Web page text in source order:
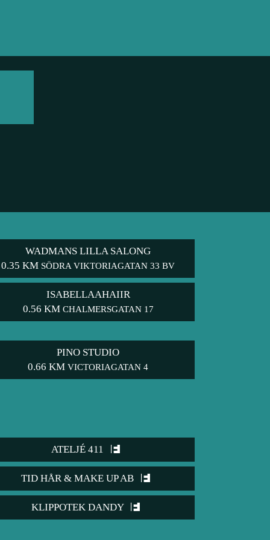
WADMANS LILLA SALONG
0.35 KM SÖDRA VIKTORIAGATAN 33 BV
ISABELLAAHAIIR
0.56 KM CHALMERSGATAN 17
PINO STUDIO
0.66 KM VICTORIAGATAN 4
ATELJÉ 411
TID HÅR & MAKE UP AB
KLIPPOTEK DANDY